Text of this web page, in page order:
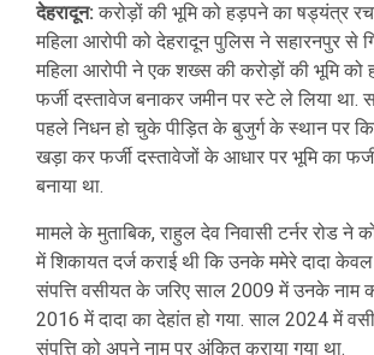
देहरादून: करोड़ों की भूमि को हड़पने का षड्यंत्र
महिला आरोपी को देहरादून पुलिस ने सहारनपुर से
महिला आरोपी ने एक शख्स की करोड़ों की भूमि
फर्जी दस्तावेज बनाकर जमीन पर स्टे ले लिया था.
पहले निधन हो चुके पीड़ित के बुजुर्ग के स्थान पर
खड़ा कर फर्जी दस्तावेजों के आधार पर भूमि का
बनाया था.
मामले के मुताबिक, राहुल देव निवासी टर्नर रोड ने
में शिकायत दर्ज कराई थी कि उनके ममेरे दादा
संपत्ति वसीयत के जरिए साल 2009 में उनके नाम
2016 में दादा का देहांत हो गया. साल 2024 में
संपत्ति को अपने नाम पर अंकित कराया गया था.